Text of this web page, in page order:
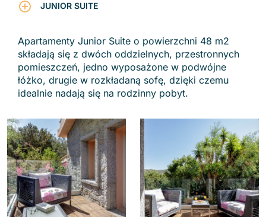
JUNIOR SUITE
Apartamenty Junior Suite o powierzchni 48 m2
składają się z dwóch oddzielnych, przestronnych
pomieszczeń, jedno wyposażone w podwójne
łóżko, drugie w rozkładaną sofę, dzięki czemu
idealnie nadają się na rodzinny pobyt.